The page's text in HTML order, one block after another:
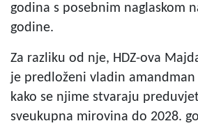
godina s posebnim naglaskom
godine.
Za razliku od nje, HDZ-ova
je predloženi vladin amandman
kako se njime stvaraju
sveukupna mirovina do 2028.